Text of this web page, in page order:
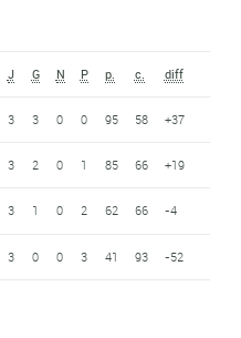
J G N P p. c. diff
3 3 0 0 95 58 +37
3 2 0 1 85 66 +19
3 1 0 2 62 66 -4
3 0 0 3 41 93 -52